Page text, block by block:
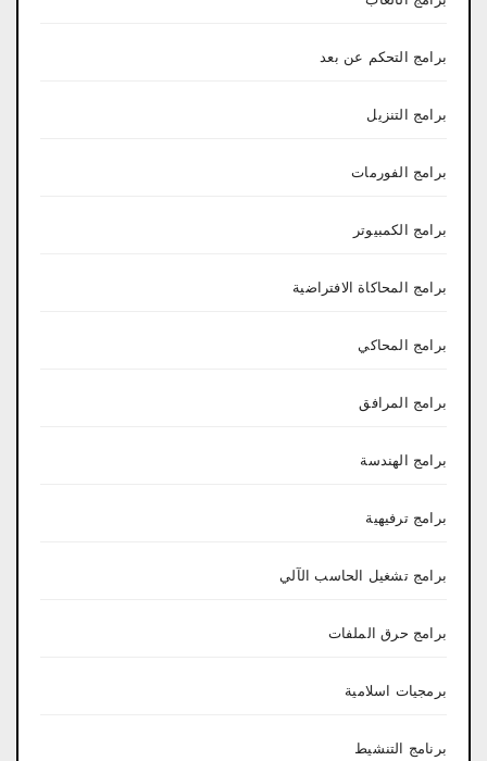
برامج التحكم عن بعد
برامج التنزيل
برامج الفورمات
برامج الكمبيوتر
برامج المحاكاة الافتراضية
برامج المحاكي
برامج المرافق
برامج الهندسة
برامج ترفيهية
برامج تشغيل الحاسب الآلي
برامج حرق الملفات
برمجيات اسلامية
برنامج التنشيط